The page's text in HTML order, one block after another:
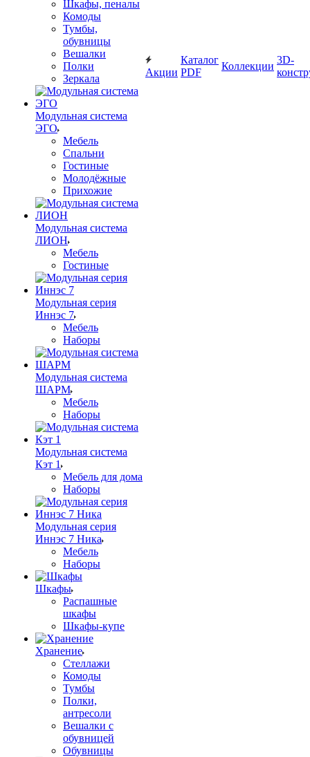
Шкафы, пеналы
Комоды
Тумбы,
обувницы
Вешалки
Полки
Зеркала
Модульная система
ЭГО
Мебель
Спальни
Гостиные
Молодёжные
Прихожие
Модульная система
ЛИОН
Мебель
Гостиные
Модульная серия
Иннэс 7
Мебель
Наборы
Модульная система
ШАРМ
Мебель
Наборы
Модульная система
Кэт 1
Мебель для дома
Наборы
Модульная серия
Иннэс 7 Ника
Мебель
Наборы
Шкафы
Распашные
шкафы
Шкафы-купе
Хранение
Стеллажи
Комоды
Тумбы
Полки,
антресоли
Вешалки с
обувницей
Обувницы
Акции
Каталог
PDF
Коллекции
3D-